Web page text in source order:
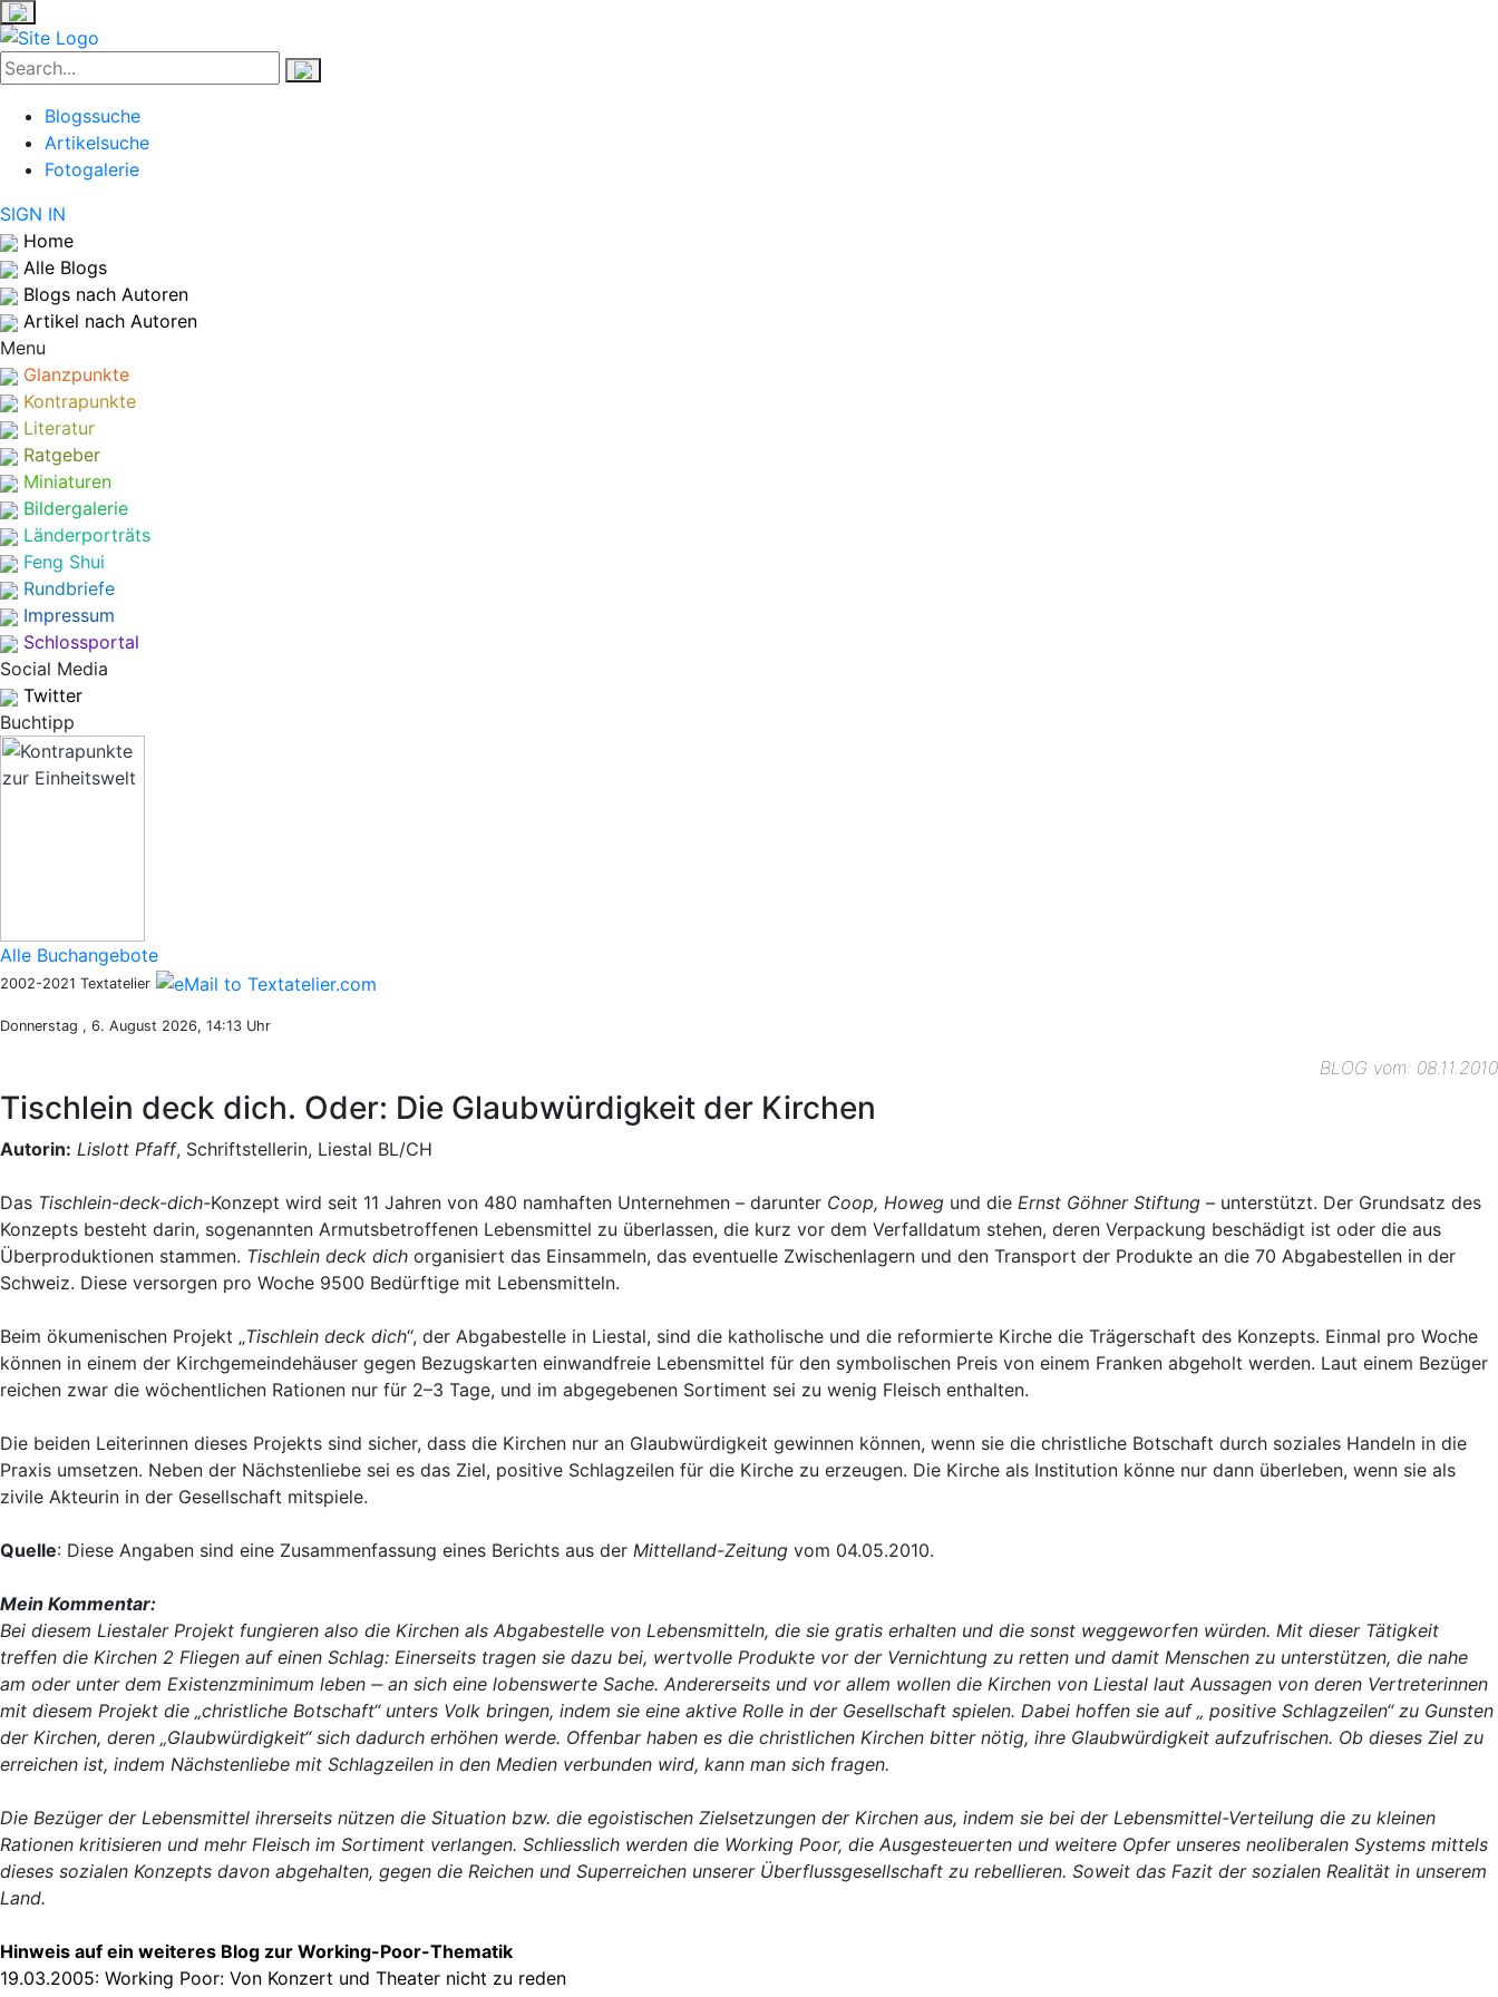
Blogssuche
Artikelsuche
Fotogalerie
SIGN IN
Home
Alle Blogs
Blogs nach Autoren
Artikel nach Autoren
Menu
Glanzpunkte
Kontrapunkte
Literatur
Ratgeber
Miniaturen
Bildergalerie
Länderporträts
Feng Shui
Rundbriefe
Impressum
Schlossportal
Social Media
Twitter
Buchtipp
Alle Buchangebote
2002-2021 Textatelier
Donnerstag , 6. August 2026, 14:13 Uhr
BLOG vom: 08.11.2010
Tischlein deck dich. Oder: Die Glaubwürdigkeit der Kirchen
Autorin: Lislott Pfaff, Schriftstellerin, Liestal BL/CH
Das Tischlein-deck-dich-Konzept wird seit 11 Jahren von 480 namhaften Unternehmen – darunter Coop, Howeg und die Ernst Göhner Stiftung – unterstützt. Der Grundsatz des
Konzepts besteht darin, sogenannten Armutsbetroffenen Lebensmittel zu überlassen, die kurz vor dem Verfalldatum stehen, deren Verpackung beschädigt ist oder die aus
Überproduktionen stammen. Tischlein deck dich organisiert das Einsammeln, das eventuelle Zwischenlagern und den Transport der Produkte an die 70 Abgabestellen in der
Schweiz. Diese versorgen pro Woche 9500 Bedürftige mit Lebensmitteln.
Beim ökumenischen Projekt „Tischlein deck dich“, der Abgabestelle in Liestal, sind die katholische und die reformierte Kirche die Trägerschaft des Konzepts. Einmal pro Woche
können in einem der Kirchgemeindehäuser gegen Bezugskarten einwandfreie Lebensmittel für den symbolischen Preis von einem Franken abgeholt werden. Laut einem Bezüger
reichen zwar die wöchentlichen Rationen nur für 2–3 Tage, und im abgegebenen Sortiment sei zu wenig Fleisch enthalten.
Die beiden Leiterinnen dieses Projekts sind sicher, dass die Kirchen nur an Glaubwürdigkeit gewinnen können, wenn sie die christliche Botschaft durch soziales Handeln in die
Praxis umsetzen. Neben der Nächstenliebe sei es das Ziel, positive Schlagzeilen für die Kirche zu erzeugen. Die Kirche als Institution könne nur dann überleben, wenn sie als
zivile Akteurin in der Gesellschaft mitspiele.
Quelle: Diese Angaben sind eine Zusammenfassung eines Berichts aus der Mittelland-Zeitung vom 04.05.2010.
Mein Kommentar:
Bei diesem Liestaler Projekt fungieren also die Kirchen als Abgabestelle von Lebensmitteln, die sie gratis erhalten und die sonst weggeworfen würden. Mit dieser Tätigkeit
treffen die Kirchen 2 Fliegen auf einen Schlag: Einerseits tragen sie dazu bei, wertvolle Produkte vor der Vernichtung zu retten und damit Menschen zu unterstützen, die nahe
am oder unter dem Existenzminimum leben ‒ an sich eine lobenswerte Sache. Andererseits und vor allem wollen die Kirchen von Liestal laut Aussagen von deren Vertreterinnen
mit diesem Projekt die „christliche Botschaft“ unters Volk bringen, indem sie eine aktive Rolle in der Gesellschaft spielen. Dabei hoffen sie auf „ positive Schlagzeilen“ zu Gunsten
der Kirchen, deren „Glaubwürdigkeit“ sich dadurch erhöhen werde. Offenbar haben es die christlichen Kirchen bitter nötig, ihre Glaubwürdigkeit aufzufrischen. Ob dieses Ziel zu
erreichen ist, indem Nächstenliebe mit Schlagzeilen in den Medien verbunden wird, kann man sich fragen.
Die Bezüger der Lebensmittel ihrerseits nützen die Situation bzw. die egoistischen Zielsetzungen der Kirchen aus, indem sie bei der Lebensmittel-Verteilung die zu kleinen
Rationen kritisieren und mehr Fleisch im Sortiment verlangen. Schliesslich werden die Working Poor, die Ausgesteuerten und weitere Opfer unseres neoliberalen Systems mittels
dieses sozialen Konzepts davon abgehalten, gegen die Reichen und Superreichen unserer Überflussgesellschaft zu rebellieren. Soweit das Fazit der sozialen Realität in unserem
Land.
Hinweis auf ein weiteres Blog zur Working-Poor-Thematik
19.03.2005: Working Poor: Von Konzert und Theater nicht zu reden